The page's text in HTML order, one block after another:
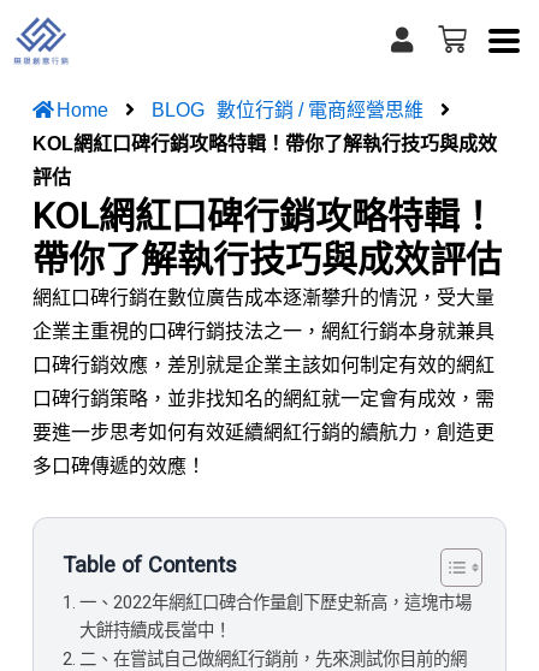
U
s
r
購
物
Home BLOG 數位行銷 / 電商經營思維
KOL網紅口碑行銷攻略特輯！帶你了解執行技巧與成效
評估
KOL網紅口碑行銷攻略特輯！
帶你了解執行技巧與成效評估
網紅口碑行銷在數位廣告成本逐漸攀升的情況，受大量
企業主重視的口碑行銷技法之一，網紅行銷本身就兼具
口碑行銷效應，差別就是企業主該如何制定有效的網紅
口碑行銷策略，並非找知名的網紅就一定會有成效，需
要進一步思考如何有效延續網紅行銷的續航力，創造更
多口碑傳遞的效應！
Table of Contents
一、2022年網紅口碑合作量創下歷史新高，這塊市場
大餅持續成長當中！
二、在嘗試自己做網紅行銷前，先來測試你目前的網